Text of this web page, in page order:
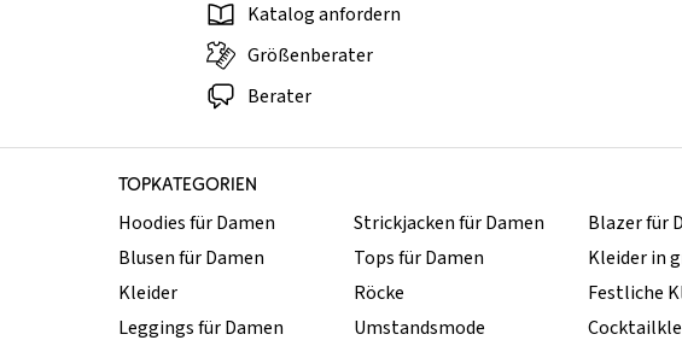
Katalog anfordern
Größenberater
Berater
TOPKATEGORIEN
Hoodies für Damen
Blusen für Damen
Kleider
Leggings für Damen
Strickjacken für Damen
Tops für Damen
Röcke
Umstandsmode
Blazer für
Kleider in
Festliche